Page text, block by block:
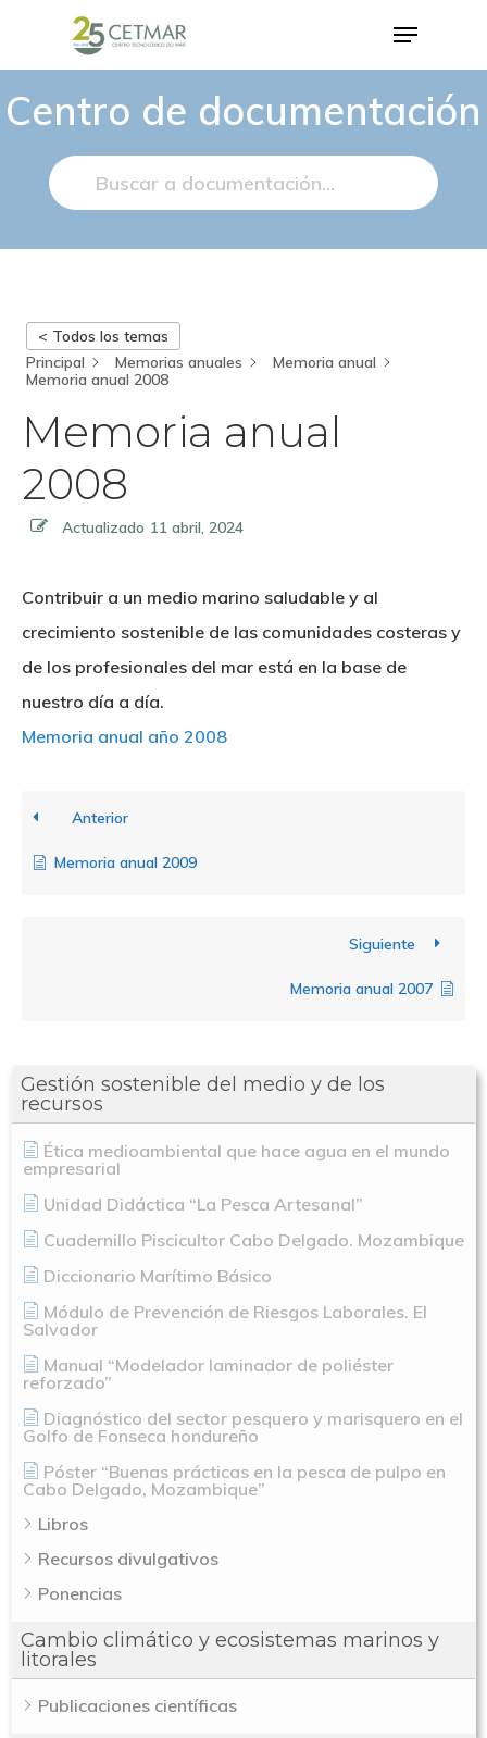
Centro de documentación
Gestión sostenible del medio y de los
recursos
Ética medioambiental que hace agua en el mundo
empresarial
Unidad Didáctica “La Pesca Artesanal”
Cuadernillo Piscicultor Cabo Delgado. Mozambique
Diccionario Marítimo Básico
Módulo de Prevención de Riesgos Laborales. El
Salvador
Manual “Modelador laminador de poliéster
reforzado”
Diagnóstico del sector pesquero y marisquero en el
Golfo de Fonseca hondureño
Póster “Buenas prácticas en la pesca de pulpo en
Cabo Delgado, Mozambique”
Libros
Recursos divulgativos
Ponencias
Cambio climático y ecosistemas marinos y
litorales
Publicaciones científicas
< Todos los temas
Principal
Memorias anuales
Memoria anual
Memoria anual 2008
Memoria anual
2008
Actualizado 11 abril, 2024
Contribuir a un medio marino saludable y al
crecimiento sostenible de las comunidades costeras y
de los profesionales del mar está en la base de
nuestro día a día.
Memoria anual año 2008
Anterior
Memoria anual 2009
Siguiente
Memoria anual 2007
Nosotros
Organización
Identidad Corporativa
Manual De Identidad
Contacto
Novedades
Contratación